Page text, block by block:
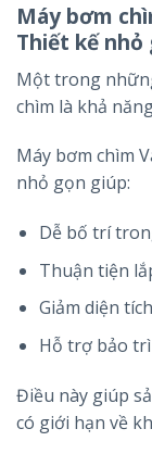
Máy bơm
Thiết kế
Một trong
chìm là khả
Máy bơm chìm
nhỏ gọn giúp:
Dễ bố trí
Thuận tiện
Giảm diện
Hỗ trợ bảo
Điều này giúp
có giới hạn về